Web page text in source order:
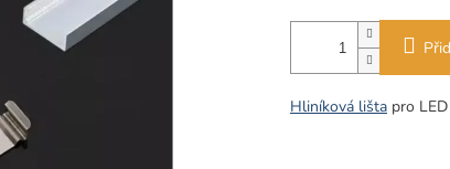
Hliníková lišta pro